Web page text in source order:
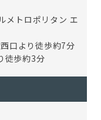
メトロポリタン エ
口より徒歩約7分
徒歩約3分